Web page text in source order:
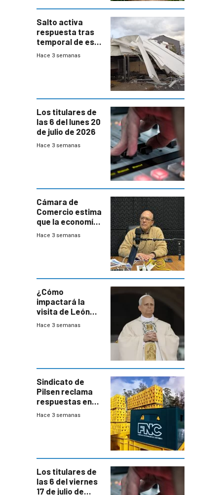
Salto activa
respuesta tras
temporal de este
sábado con
Hace 3 semanas
Los titulares de
las 6 del lunes 20
de julio de 2026
Hace 3 semanas
Cámara de
Comercio estima
que la economía
crecerá 1,6%
Hace 3 semanas
¿Cómo
impactará la
visita de León
XIV a Uruguay?
Hace 3 semanas
Sindicato de
Pilsen reclama
respuestas en
medio de
Hace 3 semanas
Los titulares de
las 6 del viernes
17 de julio de